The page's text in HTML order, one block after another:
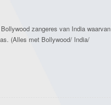
zangeres van India waarvan
(Alles met Bollywood/ India/